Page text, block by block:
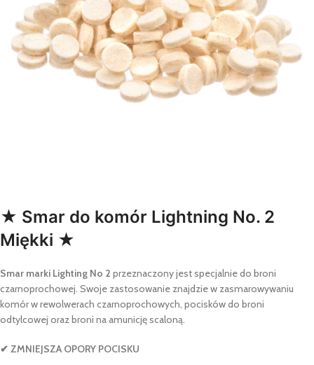
★ Smar do komór Lightning No. 2
Miękki ★
Smar marki Lighting No 2 przeznaczony jest specjalnie do broni
czarnoprochowej. Swoje zastosowanie znajdzie w zasmarowywaniu
komór w rewolwerach czarnoprochowych, pocisków do broni
odtylcowej oraz broni na amunicję scaloną.
✔ ZMNIEJSZA OPORY POCISKU